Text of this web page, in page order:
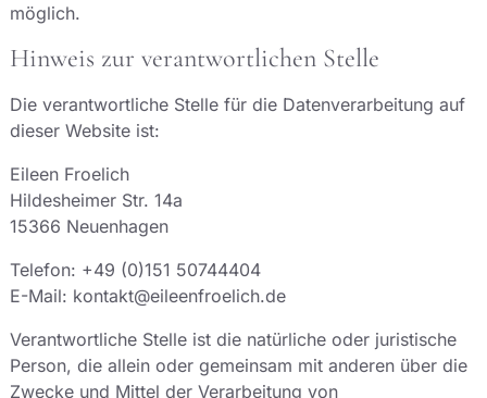
möglich.
Hinweis zur verantwortlichen Stelle
Die verantwortliche Stelle für die Datenverarbeitung auf
dieser Website ist:
Eileen Froelich
Hildesheimer Str. 14a
15366 Neuenhagen
Telefon: +49 (0)151 50744404
E-Mail: kontakt@eileenfroelich.de
Verantwortliche Stelle ist die natürliche oder juristische
Person, die allein oder gemeinsam mit anderen über die
Zwecke und Mittel der Verarbeitung von